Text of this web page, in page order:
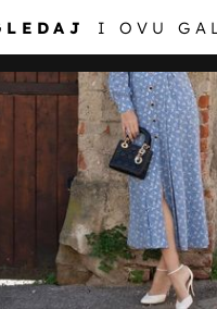
I OVU